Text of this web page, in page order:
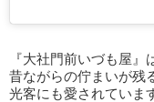
『大社門前いづも屋』
昔ながらの佇まいが残
光客にも愛されていま